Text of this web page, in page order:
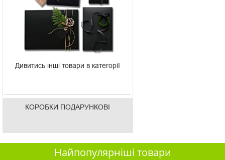
Дивитись інші товари в категорії
КОРОБКИ ПОДАРУНКОВІ
Найпопулярніші товари